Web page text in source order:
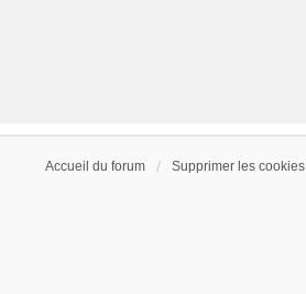
Accueil du forum Supprimer les cookies